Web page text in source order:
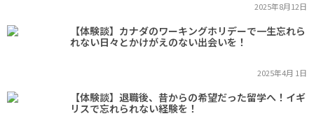
2025年8月12日
【体験談】カナダのワーキングホリデーで一生忘れら
れない日々とかけがえのない出会いを！
2025年4月 1日
【体験談】退職後、昔からの希望だった留学へ！イギ
リスで忘れられない経験を！